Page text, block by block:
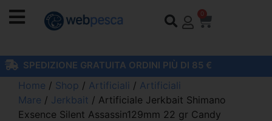
0
SPEDIZIONE GRATUITA ORDINI PIÙ DI 85 €
Home / Shop / Artificiali / Artificiali
Mare / Jerkbait / Artificiale Jerkbait Shimano
Exsence Silent Assassin129mm 22 gr Candy